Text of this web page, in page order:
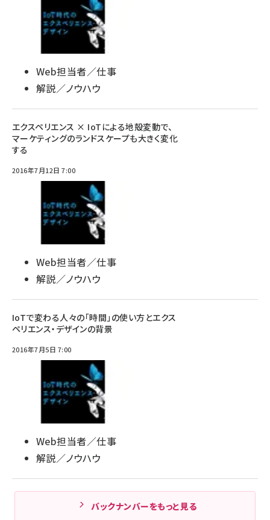
Web担当者／仕事
解説／ノウハウ
エクスペリエンス × IoTによる地殻変動で、
マーケティングのランドスケープも大きく変化
する
2016年7月12日 7:00
Web担当者／仕事
解説／ノウハウ
IoTで変わる人々の「時間」の使い方とエクス
ペリエンス・デザインの背景
2016年7月5日 7:00
Web担当者／仕事
解説／ノウハウ
バックナンバーをもっと見る